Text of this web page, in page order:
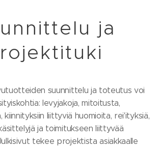
ja
suunnittelu ja toteutus voi
levyjakoja, mitoitusta,
kiinnityksiin liittyviä huomioita, rei'ityksiä,
ja toimitukseen liittyvää
tekee projektista asiakkaalle